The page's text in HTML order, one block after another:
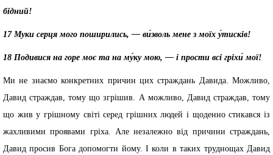
бідний!
17 Муки серця мого поширились, — ви́зволь мене з моїх у́тисків!
18 Подивися на горе моє та на му́ку мою, — і прости всі гріхи́ мої!
Ми не знаємо конкретних причин цих страждань Давида. Можливо,
Давид страждав, тому що згрішив. А можливо, Давид страждав, тому
що жив у грішному світі серед грішних людей і щоденно стикався із
жахливими проявами гріха. Але незалежно від причини страждань,
Давид просив Бога допомогти йому. І коли в таких труднощах Давид